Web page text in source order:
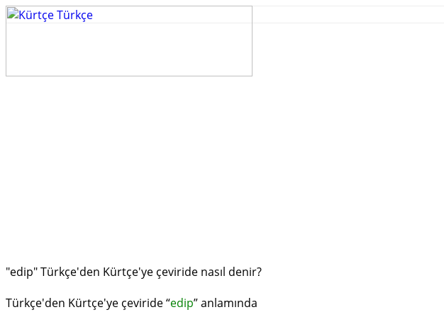
"edip" Türkçe'den Kürtçe'ye çeviride nasıl denir?
Türkçe'den Kürtçe'ye çeviride “edip” anlamında